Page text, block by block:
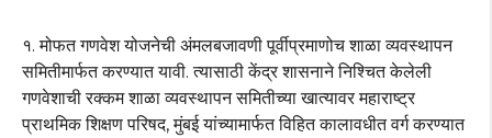
१. मोफत गणवेश योजनेची अंमलबजावणी पूर्वीप्रमाणोच शाळा व्यवस्थापन
समितीमार्फत करण्यात यावी. त्यासाठी केंद्र शासनाने निश्चित केलेली
गणवेशाची रक्कम शाळा व्यवस्थापन समितीच्या खात्यावर महाराष्ट्र
प्राथमिक शिक्षण परिषद, मुंबई यांच्यामार्फत विहित कालावधीत वर्ग करण्यात